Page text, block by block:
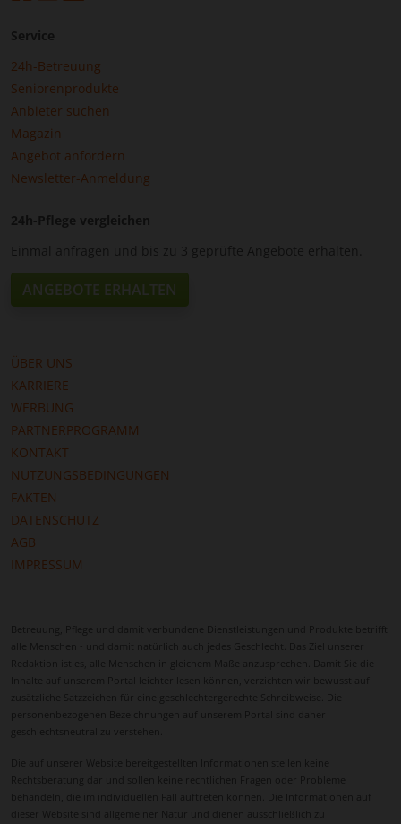
Service
24h-Betreuung
Seniorenprodukte
Anbieter suchen
Magazin
Angebot anfordern
Newsletter-Anmeldung
24h-Pflege vergleichen
Einmal anfragen und bis zu 3 geprüfte Angebote erhalten.
ANGEBOTE ERHALTEN
ÜBER UNS
KARRIERE
WERBUNG
PARTNERPROGRAMM
KONTAKT
NUTZUNGSBEDINGUNGEN
FAKTEN
DATENSCHUTZ
AGB
IMPRESSUM
Betreuung, Pflege und damit verbundene Dienstleistungen und Produkte betrifft
alle Menschen - und damit natürlich auch jedes Geschlecht. Das Ziel unserer
Redaktion ist es, alle Menschen in gleichem Maße anzusprechen. Damit Sie die
Inhalte auf unserem Portal leichter lesen können, verzichten wir bewusst auf
zusätzliche Satzzeichen für eine geschlechtergerechte Schreibweise. Die
personenbezogenen Bezeichnungen auf unserem Portal sind daher
geschlechtsneutral zu verstehen.
Die auf unserer Website bereitgestellten Informationen stellen keine
Rechtsberatung dar und sollen keine rechtlichen Fragen oder Probleme
behandeln, die im individuellen Fall auftreten können. Die Informationen auf
dieser Website sind allgemeiner Natur und dienen ausschließlich zu